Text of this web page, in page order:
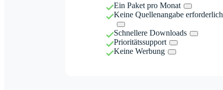
Ein Paket pro Monat
Keine Quellenangabe erforderlich
Schnellere Downloads
Prioritätssupport
Keine Werbung